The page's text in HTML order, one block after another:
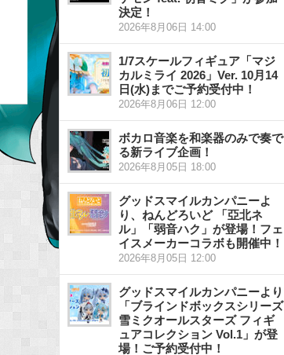
決定！
2026年8月06日 14:00
1/7スケールフィギュア「マジ
カルミライ 2026」Ver. 10月14
日(水)までご予約受付中！
2026年8月06日 12:00
ボカロ音楽を和楽器のみで奏で
る新ライブ企画！
2026年8月05日 18:00
グッドスマイルカンパニーよ
り、ねんどろいど 「亞北ネ
ル」「弱音ハク」が登場！フェ
イスメーカーコラボも開催中！
2026年8月05日 12:00
グッドスマイルカンパニーより
「ブラインドボックスシリーズ
雪ミクオールスターズ フィギ
ュアコレクション Vol.1」が登
場！ご予約受付中！